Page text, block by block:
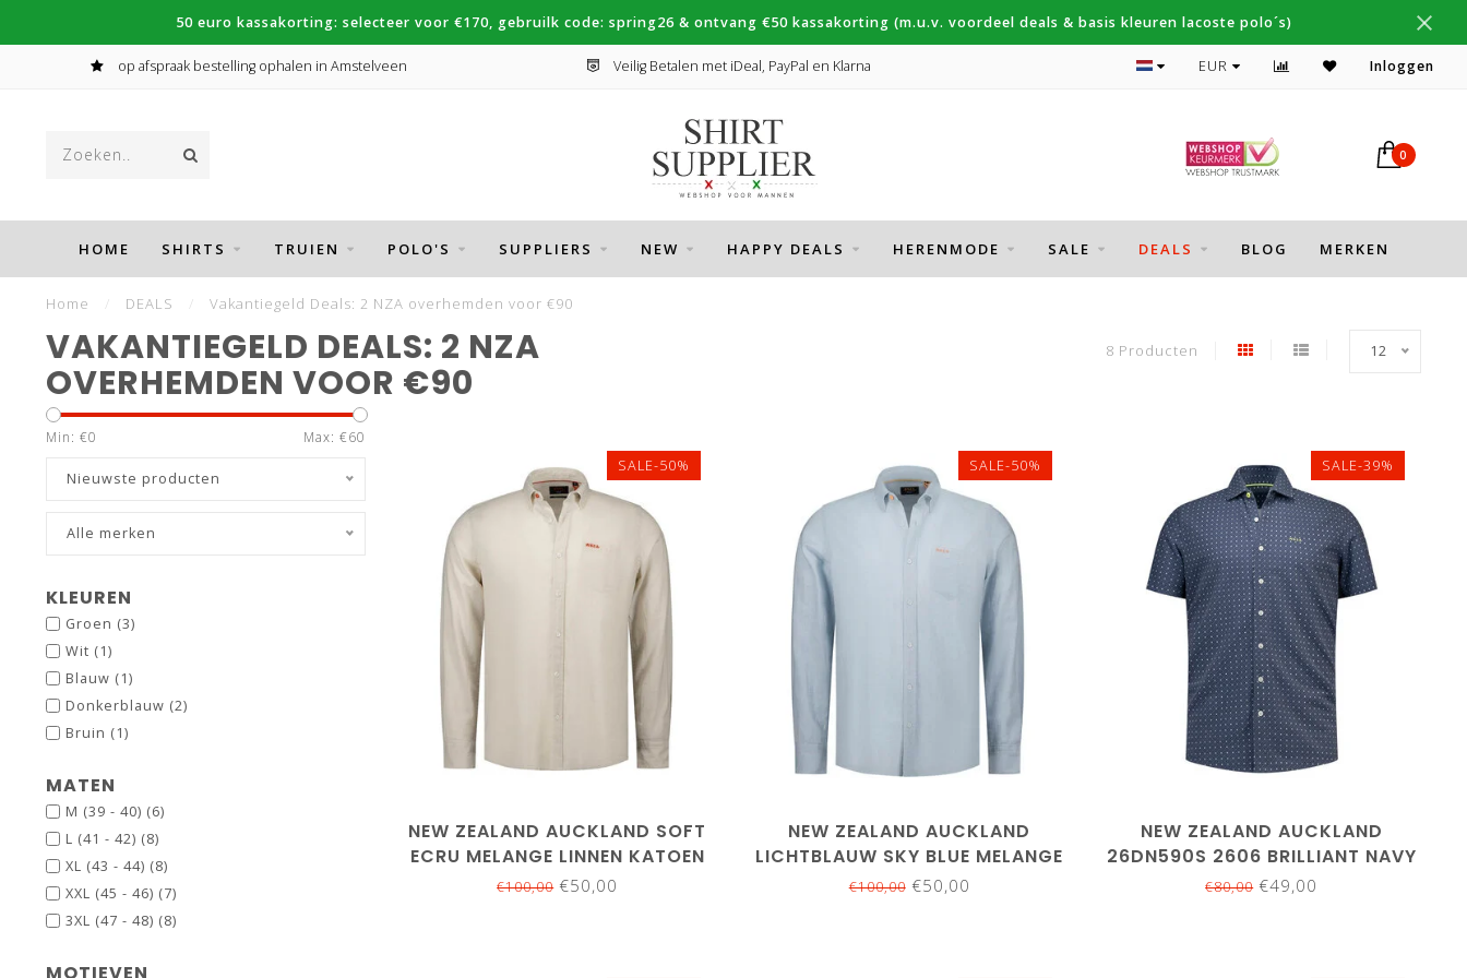
50 euro kassakorting: selecteer voor €170, gebruilk code: spring26 & ontvang €50 kassakorting (m.u.v. voordeel deals & basis kleuren lacoste polo´s)
op afspraak bestelling ophalen in Amstelveen Veilig Betalen met iDeal, PayPal en Klarna Topmerken Thomas Maine, Cavallaro, Desoto
EUR Inloggen
0
HOME SHIRTS TRUIEN POLO'S SUPPLIERS NEW HAPPY DEALS HERENMODE SALE DEALS BLOG MERKEN
Home DEALS Vakantiegeld Deals: 2 NZA overhemden voor €90
VAKANTIEGELD DEALS: 2 NZA
OVERHEMDEN VOOR €90
8 Producten 12
Min: €0 Max: €60
Nieuwste producten
Alle merken
KLEUREN
Groen (3)
Wit (1)
Blauw (1)
Donkerblauw (2)
Bruin (1)
MATEN
M (39 - 40) (6)
L (41 - 42) (8)
XL (43 - 44) (8)
XXL (45 - 46) (7)
3XL (47 - 48) (8)
SALE-50%
NEW ZEALAND AUCKLAND SOFT
ECRU MELANGE LINNEN KATOEN
OVERHEMD
€100,00€50,00
SALE-50%
XL
NEW ZEALAND AUCKLAND
LICHTBLAUW SKY BLUE MELANGE
LINNEN KATOEN OVERHEMD
€100,00€50,00
SALE-39%
L XL XXL 3XL
NEW ZEALAND AUCKLAND
26DN590S 2606 BRILLIANT NAVY
DONKERBLAUW PRINT KORTE
€80,00€49,00